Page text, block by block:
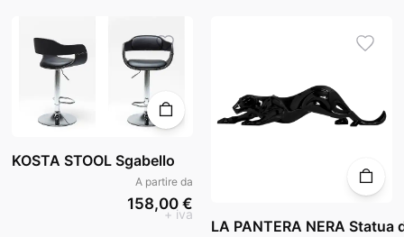
KOSTA STOOL Sgabello
A partire da
158,00 €
+ iva
LA PANTERA NERA